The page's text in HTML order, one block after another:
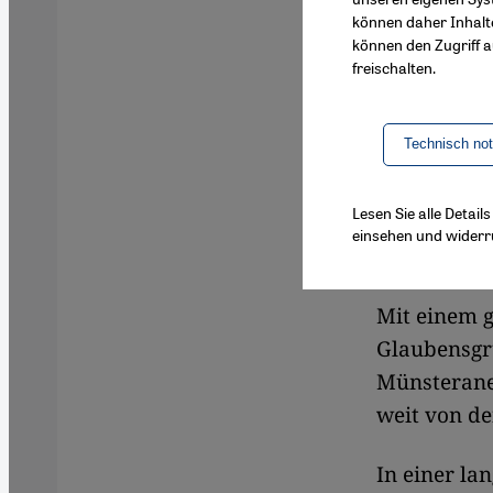
öffentlich.
By Daniel
Link
Mit einem
weit von
In einer
können daher
können den Zugriff
freischalten.
Technisch
Lesen Sie alle
einsehen und